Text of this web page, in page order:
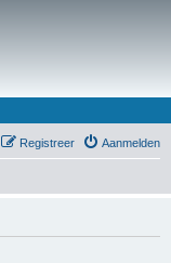
Aanmelden
Registreer